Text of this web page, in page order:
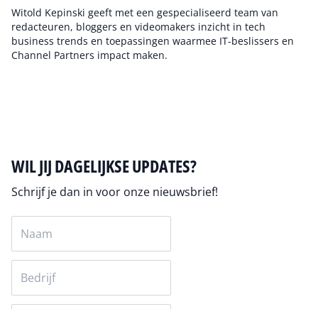
Witold Kepinski geeft met een gespecialiseerd team van
redacteuren, bloggers en videomakers inzicht in tech
business trends en toepassingen waarmee IT-beslissers en
Channel Partners impact maken.
WIL JIJ DAGELIJKSE UPDATES?
Schrijf je dan in voor onze nieuwsbrief!